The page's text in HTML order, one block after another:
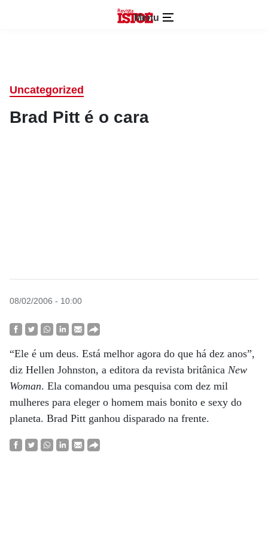
Menu
Uncategorized
Brad Pitt é o cara
08/02/2006 - 10:00
“Ele é um deus. Está melhor agora do que há dez anos”,
diz Hellen Johnston, a editora da revista britânica New
Woman. Ela comandou uma pesquisa com dez mil
mulheres para eleger o homem mais bonito e sexy do
planeta. Brad Pitt ganhou disparado na frente.